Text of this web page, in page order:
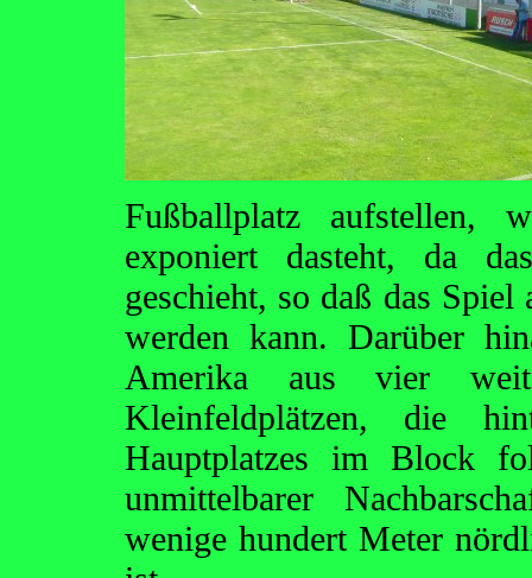
Fußballplatz aufstellen,
exponiert dasteht, da
geschieht, so daß das
werden kann. Darüber
Amerika aus vier
Kleinfeldplätzen, die
Hauptplatzes im Block
unmittelbarer
wenige hundert Meter